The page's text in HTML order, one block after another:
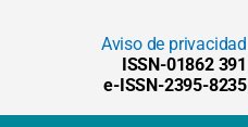
Aviso de privacidad
ISSN-01862 391
e-ISSN-2395-8235